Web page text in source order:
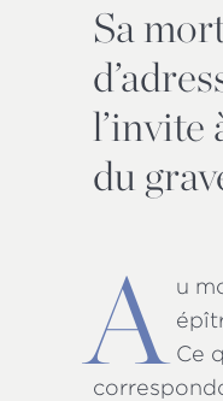
Sa
l’invite
du
A u
Ce